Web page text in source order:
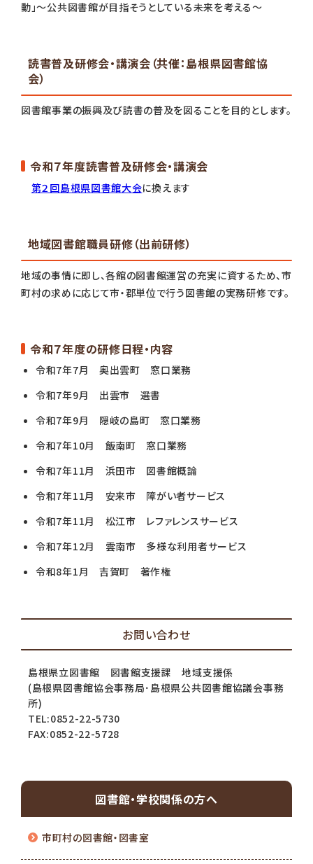
動」～公共図書館が目指そうとしている未来を考える～
読書普及研修会・講演会（共催：島根県図書館協
会）
図書館事業の振興及び読書の普及を図ることを目的とします。
令和７年度読書普及研修会・講演会
第２回島根県図書館大会に換えます
地域図書館職員研修（出前研修）
地域の事情に即し、各館の図書館運営の充実に資するため、市
町村の求めに応じて市・郡単位で行う図書館の実務研修です。
令和７年度の研修日程・内容
令和7年7月 奥出雲町 窓口業務
令和7年9月 出雲市 選書
令和7年9月 隠岐の島町 窓口業務
令和7年10月 飯南町 窓口業務
令和7年11月 浜田市 図書館概論
令和7年11月 安来市 障がい者サービス
令和7年11月 松江市 レファレンスサービス
令和7年12月 雲南市 多様な利用者サービス
令和8年1月 吉賀町 著作権
お問い合わせ
島根県立図書館 図書館支援課 地域支援係
(島根県図書館協会事務局･島根県公共図書館協議会事務
所)
TEL:0852-22-5730
FAX:0852-22-5728
図書館・学校関係の方へ
市町村の図書館・図書室